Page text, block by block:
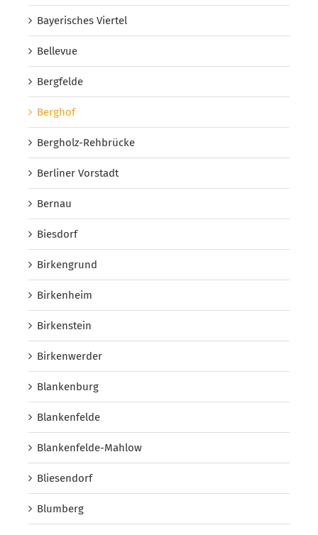
Bayerisches Viertel
Bellevue
Bergfelde
Berghof
Bergholz-Rehbrücke
Berliner Vorstadt
Bernau
Biesdorf
Birkengrund
Birkenheim
Birkenstein
Birkenwerder
Blankenburg
Blankenfelde
Blankenfelde-Mahlow
Bliesendorf
Blumberg